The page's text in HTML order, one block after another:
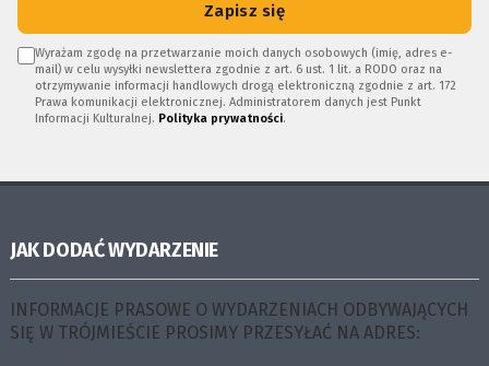
Zapisz się
Wyrażam zgodę na przetwarzanie moich danych osobowych (imię, adres e-
mail) w celu wysyłki newslettera zgodnie z art. 6 ust. 1 lit. a RODO oraz na
otrzymywanie informacji handlowych drogą elektroniczną zgodnie z art. 172
Prawa komunikacji elektronicznej. Administratorem danych jest Punkt
Informacji Kulturalnej. Polityka prywatności.
JAK DODAĆ WYDARZENIE
INFORMACJE PRASOWE O WYDARZENIACH ODBYWAJĄCYCH
SIĘ W TRÓJMIEŚCIE PROSIMY PRZESYŁAĆ NA ADRES: